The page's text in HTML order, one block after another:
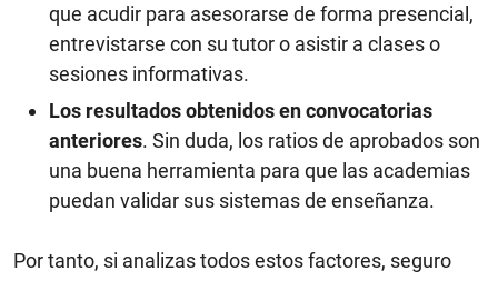
que acudir para asesorarse de forma presencial,
entrevistarse con su tutor o asistir a clases o
sesiones informativas.
Los resultados obtenidos en convocatorias
anteriores. Sin duda, los ratios de aprobados son
una buena herramienta para que las academias
puedan validar sus sistemas de enseñanza.
Por tanto, si analizas todos estos factores, seguro